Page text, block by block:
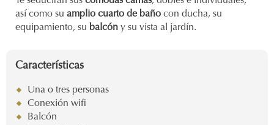
así como su amplio cuarto de baño con ducha, su
equipamiento, su balcón y su vista al jardín.
Características
Una o tres personas
Conexión wifi
Balcón